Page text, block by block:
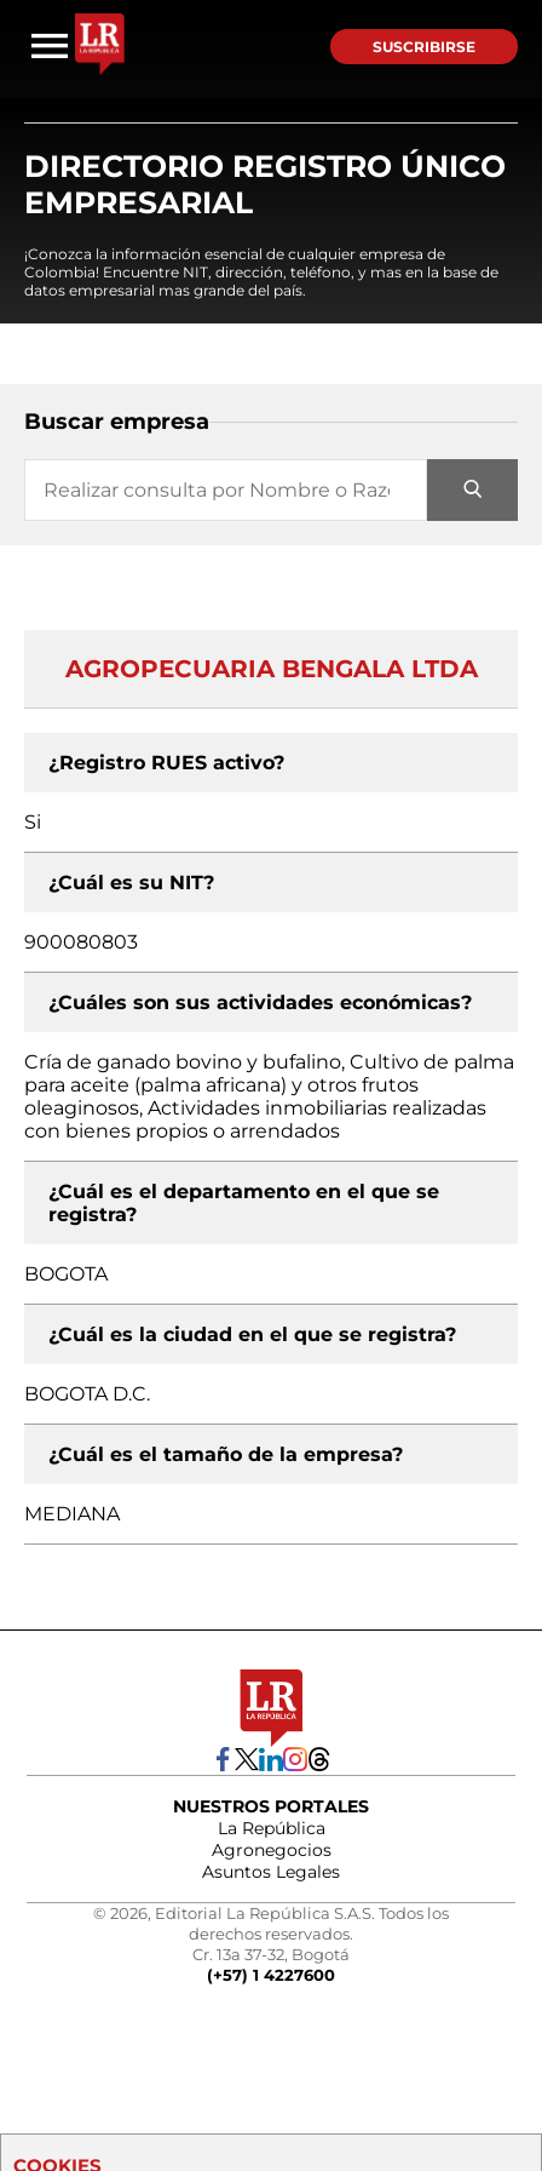
SUSCRIBIRSE
DIRECTORIO REGISTRO ÚNICO
EMPRESARIAL
¡Conozca la información esencial de cualquier empresa de
Colombia! Encuentre NIT, dirección, teléfono, y mas en la base de
datos empresarial mas grande del país.
Buscar empresa
AGROPECUARIA BENGALA LTDA
¿Registro RUES activo?
Si
¿Cuál es su NIT?
900080803
¿Cuáles son sus actividades económicas?
Cría de ganado bovino y bufalino, Cultivo de palma
para aceite (palma africana) y otros frutos
oleaginosos, Actividades inmobiliarias realizadas
con bienes propios o arrendados
¿Cuál es el departamento en el que se
registra?
BOGOTA
¿Cuál es la ciudad en el que se registra?
BOGOTA D.C.
¿Cuál es el tamaño de la empresa?
MEDIANA
NUESTROS PORTALES
La República
Agronegocios
Asuntos Legales
© 2026, Editorial La República S.A.S. Todos los
derechos reservados.
Cr. 13a 37-32, Bogotá
(+57) 1 4227600
COOKIES